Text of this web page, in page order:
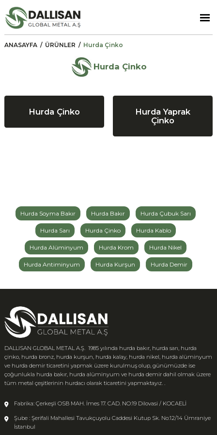
ANASAYFA / ÜRÜNLER / Hurda Çinko
Hurda Çinko
Hurda Çinko
Hurda Yaprak
Çinko
Hurda Soyma Bakır Hurda Bakır Hurda Çubuk Sarı
Hurda Sarı Hurda Çinko Hurda Kablo
Hurda Alüminyum Hurda Krom Hurda Nikel
Hurda Antiminyum Hurda Kurşun Hurda Demir
DALLISAN GLOBAL METAL A.Ş. 1985 yılında hurda bakır, hurda sarı, hurda
çinko, hurda bronz, hurda kurşun, hurda kalay, hurda nikel, hurda alüminyum
ve hurda demir ticaretini yapmak üzere kurulmuş olup, günümüzde ise
çoğunlukla hurda bakır, hurda alüminyum ve hurda demir dahil olmak üzere
tüm metal çeşitlerinin hurdacı olarak ticaretini yapmaktayız. .
Fabrika: Çerkeşli OSB MAH. İmes 17. CAD. NO:19 Dilovasi / KOCAELİ
Şube : Şerifali Mahallesi Tavukçuyolu Caddesi Kutup Sk. No:12/14 Ümraniye
İstanbul